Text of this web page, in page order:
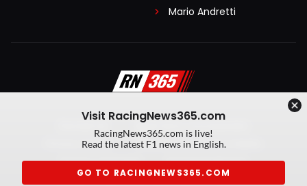
Mario Andretti
Algemene voorwaarden
Privacy Policy
Created by On Your Marks
Privacy manager
Kansspeluitingen
Visit RacingNews365.com
RacingNews365.com is live!
Read the latest F1 news in English.
GO TO RACINGNEWS365.COM